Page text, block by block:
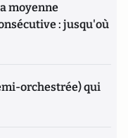
moyenne
: jusqu'où
orchestrée) qui